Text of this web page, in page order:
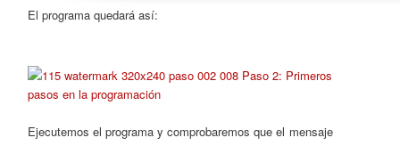
El programa quedará así:
Ejecutemos el programa y comprobaremos que el mensaje